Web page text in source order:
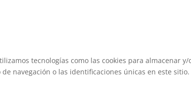
tecnologías como las cookies para
navegación o las identificaciones únicas en este